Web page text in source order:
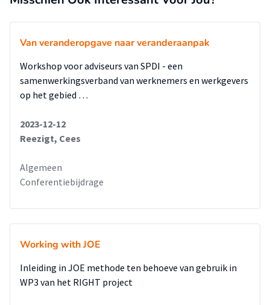
Van veranderopgave naar veranderaanpak
Workshop voor adviseurs van SPDI - een
samenwerkingsverband van werknemers en werkgevers
op het gebied …
2023-12-12
Reezigt, Cees
Algemeen
Conferentiebijdrage
Working with JOE
Inleiding in JOE methode ten behoeve van gebruik in
WP3 van het RIGHT project